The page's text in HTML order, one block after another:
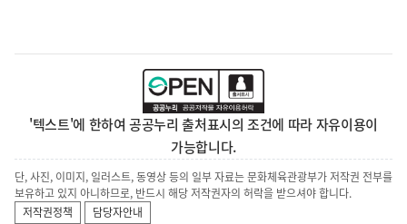
'텍스트'에 한하여 공공누리 출처표시의 조건에 따라 자유이용이
가능합니다.
단, 사진, 이미지, 일러스트, 동영상 등의 일부 자료는 문화체육관광부가 저작권 전부를
보유하고 있지 아니하므로, 반드시 해당 저작권자의 허락을 받으셔야 합니다.
저작권정책
담당자안내